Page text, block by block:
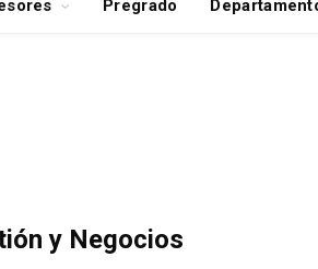
Pregrado
y Negocios